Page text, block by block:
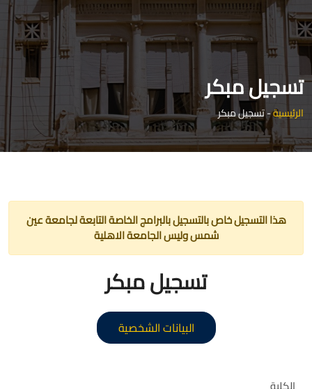
تسجيل مبكر
الرئيسية-تسجيل مبكر
هذا التسجيل خاص بالتسجيل بالبرامج الخاصة التابعة لجامعة عين
شمس وليس الجامعة الاهلية
تسجيل مبكر
البيانات الشخصية